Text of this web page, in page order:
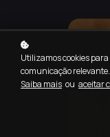
Utilizamos cookies
comunicação relevante.
Saiba mais ou aceitar